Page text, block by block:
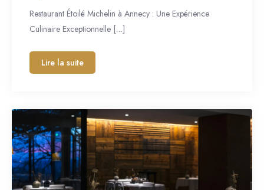
Restaurant Étoilé Michelin à Annecy : Une Expérience
Culinaire Exceptionnelle […]
Lire la suite